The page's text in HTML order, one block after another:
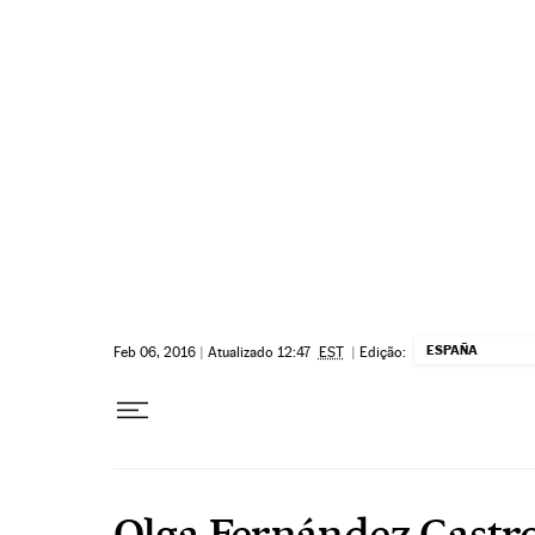
Feb 06, 2016 | Atualizado 12:47 EST | Edição: ESPAÑA